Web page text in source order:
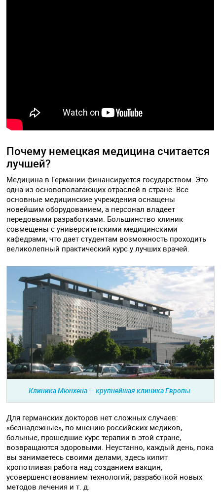
Почему немецкая медицина считается
лучшей?
Медицина в Германии финансируется государством. Это
одна из основополагающих отраслей в стране. Все
основные медицинские учреждения оснащены
новейшим оборудованием, а персонал владеет
передовыми разработками. Большинство клиник
совмещены с университетскими медицинскими
кафедрами, что дает студентам возможность проходить
великолепный практический курс у лучших врачей.
Клиника Мюнхена — крупнейшая клиника Европы.
Для германских докторов нет сложных случаев:
«безнадежные», по мнению российских медиков,
больные, прошедшие курс терапии в этой стране,
возвращаются здоровыми. Неустанно, каждый день, пока
вы занимаетесь своими делами, здесь кипит
кропотливая работа над созданием вакцин,
усовершенствованием технологий, разработкой новых
методов лечения и т. д.